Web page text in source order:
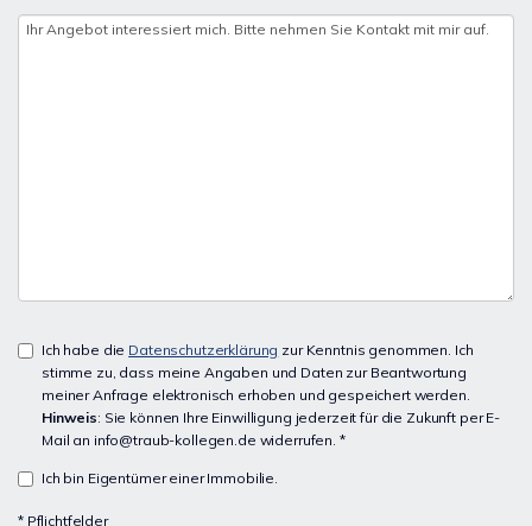
Ich habe die Datenschutzerklärung zur Kenntnis genommen. Ich
stimme zu, dass meine Angaben und Daten zur Beantwortung
meiner Anfrage elektronisch erhoben und gespeichert werden.
Hinweis: Sie können Ihre Einwilligung jederzeit für die Zukunft per E-
Mail an info@traub-kollegen.de widerrufen. *
Ich bin Eigentümer einer Immobilie.
* Pflichtfelder